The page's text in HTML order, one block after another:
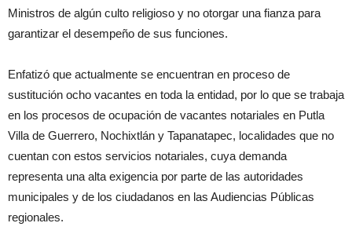
Ministros de algún culto religioso y no otorgar una fianza para
garantizar el desempeño de sus funciones.
Enfatizó que actualmente se encuentran en proceso de
sustitución ocho vacantes en toda la entidad, por lo que se trabaja
en los procesos de ocupación de vacantes notariales en Putla
Villa de Guerrero, Nochixtlán y Tapanatapec, localidades que no
cuentan con estos servicios notariales, cuya demanda
representa una alta exigencia por parte de las autoridades
municipales y de los ciudadanos en las Audiencias Públicas
regionales.